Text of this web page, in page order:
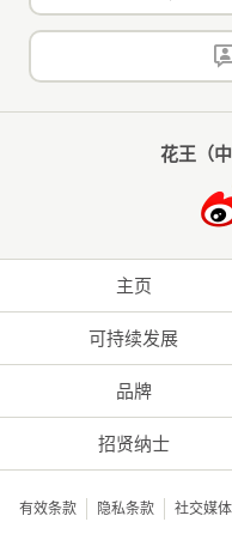
花王（
主页
可持续发展
品牌
招贤纳士
有效条款 隐私条款 社交媒